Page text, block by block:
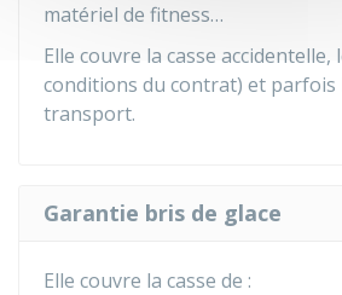
matériel de fitness…
Elle couvre la casse accidentelle,
conditions du contrat) et parfois
transport.
Garantie bris de glace
Elle couvre la casse de :